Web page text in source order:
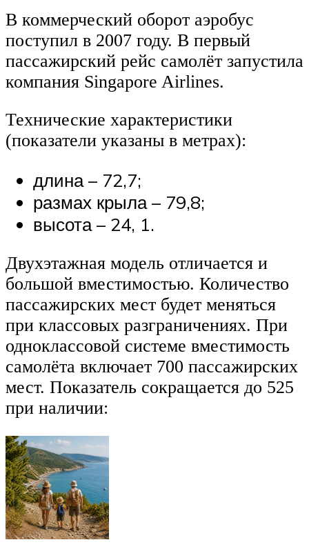
В коммерческий оборот аэробус
поступил в 2007 году. В первый
пассажирский рейс самолёт запустила
компания Singapore Airlines.
Технические характеристики
(показатели указаны в метрах):
длина – 72,7;
размах крыла – 79,8;
высота – 24, 1.
Двухэтажная модель отличается и
большой вместимостью. Количество
пассажирских мест будет меняться
при классовых разграничениях. При
одноклассовой системе вместимость
самолёта включает 700 пассажирских
мест. Показатель сокращается до 525
при наличии: